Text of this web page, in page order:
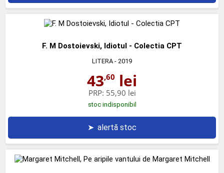
F. M Dostoievski, Idiotul - Colectia CPT
LITERA - 2019
43,60 lei
PRP: 55,90 lei
stoc indisponibil
➤ alertă stoc